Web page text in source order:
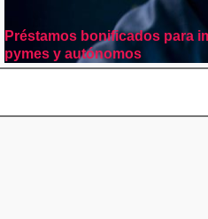
Préstamos bonificados para
pymes y autónomos